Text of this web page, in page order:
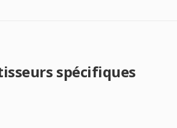
spécifiques